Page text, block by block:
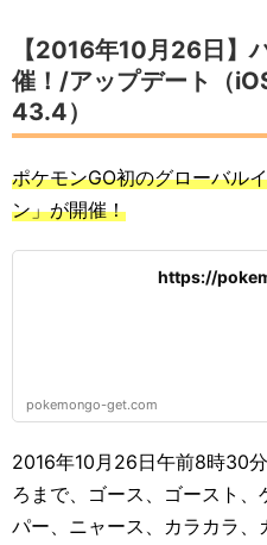
【2016年10月26日】
催！/アップデート（
43.4）
ポケモンGO初のグローバル
ン」が開催！
https://
pokemongo-get.com
2016年10月26日午前8時30
ろまで、ゴース、ゴースト
パー、ニャース、カラカラ